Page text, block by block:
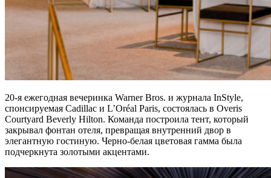
20-я ежегодная вечеринка Warner Bros. и журнала InStyle,
спонсируемая Cadillac и L’Oréal Paris, состоялась в Overis
Courtyard Beverly Hilton. Команда построила тент, который
закрывал фонтан отеля, превращая внутренний двор в
элегантную гостиную. Черно-белая цветовая гамма была
подчеркнута золотыми акцентами.